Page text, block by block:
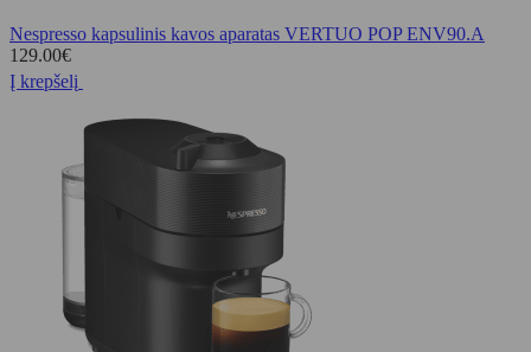
Nespresso kapsulinis kavos aparatas VERTUO POP ENV90.A
129.00€
Į krepšelį